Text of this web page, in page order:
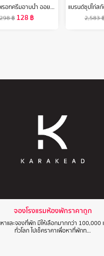
[2 ขวด]แพรอทครีมอาบน้ำ ออยล์อินบาธ เลิฟลี่ ยัง 400มล. [Bundle 2]Parrot Oil In Bath Oil Lovely Young 400 ML สบู่เหลว Liquid soap
฿ 128฿
2,583
จองโรงแรมห้องพักราคาถูก
าและจองที่พัก มีให้เลือกมากกว่า 100,000
ทั่วโลก ไปเช็คราคาเพื่อหาที่พักท…